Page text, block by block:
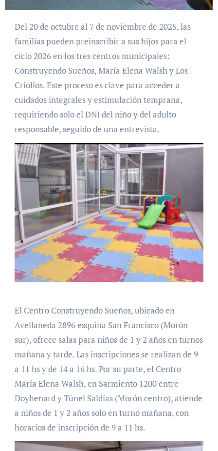
Del 20 de octubre al 7 de noviembre de 2025, las
familias pueden preinscribir a sus hijos para el
ciclo 2026 en los tres centros municipales:
Construyendo Sueños, María Elena Walsh y Los
Criollos. Este proceso es clave para acceder a
cuidados integrales y estimulación temprana,
requiriendo solo el DNI del niño y del adulto
responsable, seguido de una entrevista.
El Centro Construyendo Sueños, ubicado en
Avellaneda 2896 esquina San Francisco (Morón
sur), ofrece salas para niños de 1 y 2 años en turnos
mañana y tarde. Las inscripciones se realizan de 9
a 11 hs y de 14 a 16 hs. Por su parte, el Centro
María Elena Walsh, en Sarmiento 1200 entre
Doyhenard y Túnel Saldías (Morón centro), atiende
a niños de 1 y 2 años solo en turno mañana, con
horarios de inscripción de 9 a 11 hs.